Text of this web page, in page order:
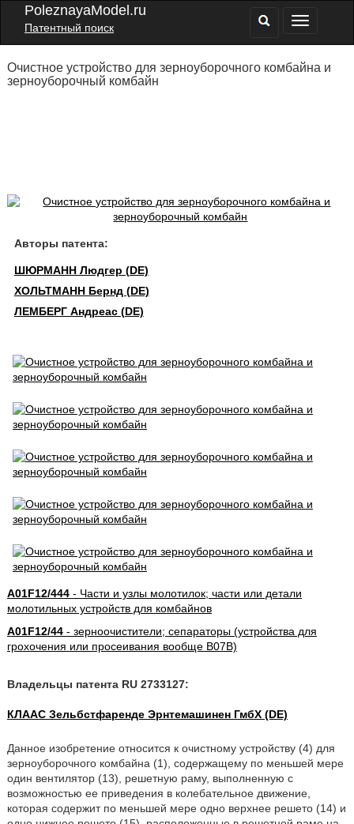
PoleznayaModel.ru
Патентный поиск
Очистное устройство для зерноуборочного комбайна и
зерноуборочный комбайн
Авторы патента:
ШЮРМАНН Людгер (DE)
ХОЛЬТМАНН Бернд (DE)
ЛЕМБЕРГ Андреас (DE)
A01F12/444- Части и узлы молотилок; части или детали
молотильных устройств для комбайнов
A01F12/44- зерноочистители; сепараторы (устройства для
грохочения или просеивания вообще B07B)
Владельцы патента RU 2733127:
КЛААС Зельбстфаренде Эрнтемашинен ГмбХ (DE)
Данное изобретение относится к очистному устройству (4) для
зерноуборочного комбайна (1), содержащему по меньшей мере
один вентилятор (13), решетную раму, выполненную с
возможностью ее приведения в колебательное движение,
которая содержит по меньшей мере одно верхнее решето (14) и